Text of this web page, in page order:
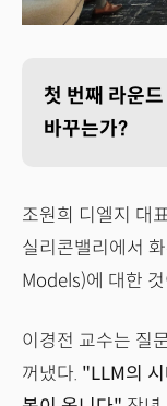
첫 번째 라운
바꾸는가?
조원희 디엘지 대
실리콘밸리에서
Models)에 대한
이경전 교수는 질
꺼냈다. "LLM의 시